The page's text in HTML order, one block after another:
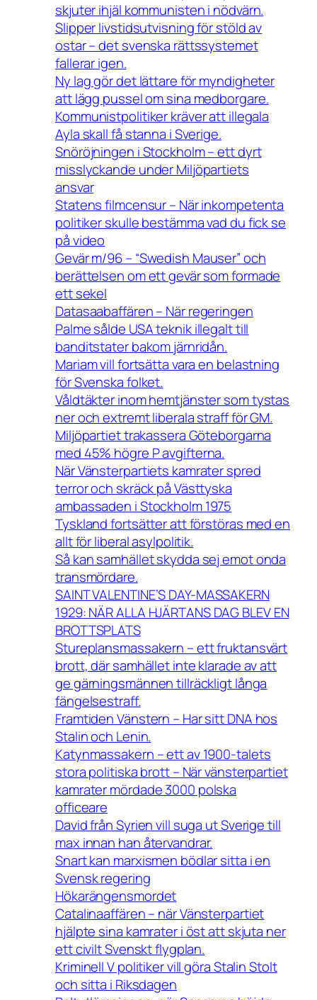
skjuter ihjäl kommunisten i nödvärn.
Slipper livstidsutvisning för stöld av
ostar – det svenska rättssystemet
fallerar igen.
Ny lag gör det lättare för myndigheter
att lägg pussel om sina medborgare.
Kommunistpolitiker kräver att illegala
Ayla skall få stanna i Sverige.
Snöröjningen i Stockholm – ett dyrt
misslyckande under Miljöpartiets
ansvar
Statens filmcensur – När inkompetenta
politiker skulle bestämma vad du fick se
på video
Gevär m/96 – “Swedish Mauser” och
berättelsen om ett gevär som formade
ett sekel
Datasaabaffären – När regeringen
Palme sålde USA teknik illegalt till
banditstater bakom järnridån.
Mariam vill fortsätta vara en belastning
för Svenska folket.
Våldtäkter inom hemtjänster som tystas
ner och extremt liberala straff för GM.
Miljöpartiet trakassera Göteborgarna
med 45% högre P avgifterna.
När Vänsterpartiets kamrater spred
terror och skräck på Västtyska
ambassaden i Stockholm 1975
Tyskland fortsätter att förstöras med en
allt för liberal asylpolitik.
Så kan samhället skydda sej emot onda
transmördare.
SAINT VALENTINE’S DAY-MASSAKERN
1929: NÄR ALLA HJÄRTANS DAG BLEV EN
BROTTSPLATS
Stureplansmassakern – ett fruktansvärt
brott, där samhället inte klarade av att
ge gärningsmännen tillräckligt långa
fängelsestraff.
Framtiden Vänstern – Har sitt DNA hos
Stalin och Lenin.
Katynmassakern – ett av 1900-talets
stora politiska brott – När vänsterpartiet
kamrater mördade 3000 polska
officeare
David från Syrien vill suga ut Sverige till
max innan han återvandrar.
Snart kan marxismen bödlar sitta i en
Svensk regering
Hökarängensmordet
Catalinaaffären – när Vänsterpartiet
hjälpte sina kamrater i öst att skjuta ner
ett civilt Svenskt flygplan.
Kriminell V politiker vill göra Stalin Stolt
och sitta i Riksdagen